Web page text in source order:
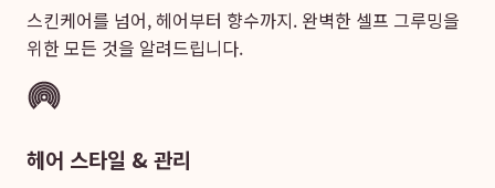
스킨케어를 넘어, 헤어부터 향수까지. 완벽한 셀프 그루밍을
위한 모든 것을 알려드립니다.
헤어 스타일 & 관리